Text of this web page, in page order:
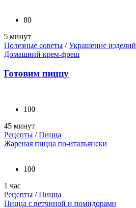
80
5 минут
Полезные советы /Украшение изделий
Домашний крем-фреш
Готовим пиццу
100
45 минут
Рецепты /Пицца
Жареная пицца по-итальянски
100
1 час
Рецепты /Пицца
Пицца с ветчиной и помидорами